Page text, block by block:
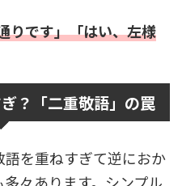
りです」「はい、左様
？「二重敬語」の罠
を重ねすぎて逆におか